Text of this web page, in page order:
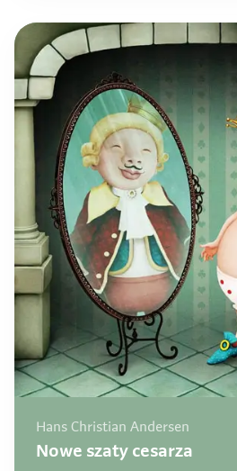
Hans Christian Andersen
Nowe szaty cesarza